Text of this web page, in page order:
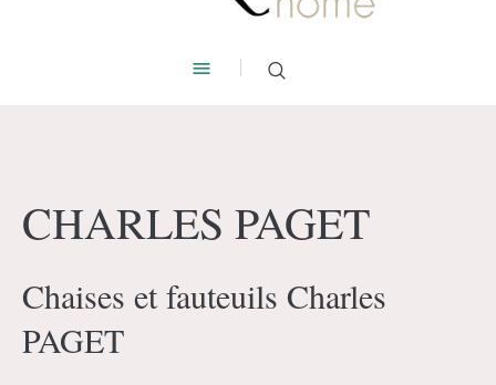
CHARLES PAGET
Chaises et fauteuils Charles
PAGET